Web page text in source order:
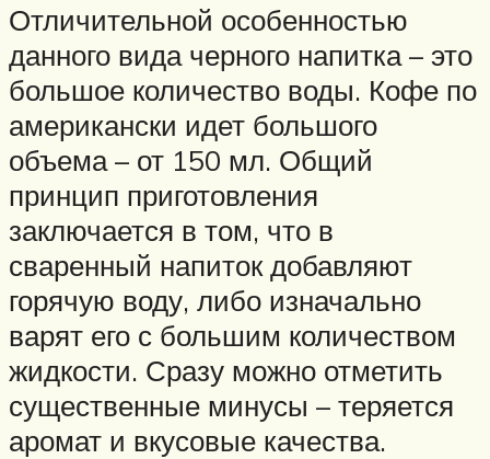
Отличительной особенностью
данного вида черного напитка – это
большое количество воды. Кофе по
американски идет большого
объема – от 150 мл. Общий
принцип приготовления
заключается в том, что в
сваренный напиток добавляют
горячую воду, либо изначально
варят его с большим количеством
жидкости. Сразу можно отметить
существенные минусы – теряется
аромат и вкусовые качества.